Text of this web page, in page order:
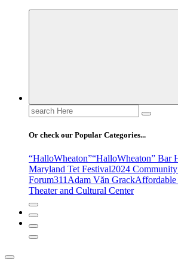
Search
for:
Or check our Popular Categories...
“HalloWheaton”“HalloWheaton” Bar
Maryland Tet Festival2024
Forum311 Adam Văn GrackAffordable
Theater and Cultural Center